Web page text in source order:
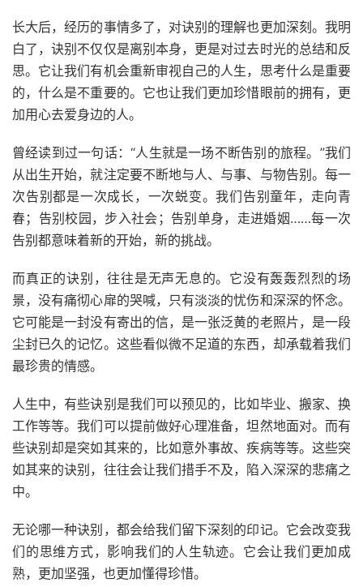
长大后，经历的事情多了，对诀别的理解也更加深刻。我明
白了，诀别不仅仅是离别本身，更是对过去时光的总结和反
思。它让我们有机会重新审视自己的人生，思考什么是重要
的，什么是不重要的。它也让我们更加珍惜眼前的拥有，更
加用心去爱身边的人。
曾经读到过一句话：“人生就是一场不断告别的旅程。”我们
从出生开始，就注定要不断地与人、与事、与物告别。每一
次告别都是一次成长，一次蜕变。我们告别童年，走向青
春；告别校园，步入社会；告别单身，走进婚姻……每一次
告别都意味着新的开始，新的挑战。
而真正的诀别，往往是无声无息的。它没有轰轰烈烈的场
景，没有痛彻心扉的哭喊，只有淡淡的忧伤和深深的怀念。
它可能是一封没有寄出的信，是一张泛黄的老照片，是一段
尘封已久的记忆。这些看似微不足道的东西，却承载着我们
最珍贵的情感。
人生中，有些诀别是我们可以预见的，比如毕业、搬家、换
工作等等。我们可以提前做好心理准备，坦然地面对。而有
些诀别却是突如其来的，比如意外事故、疾病等等。这些突
如其来的诀别，往往会让我们措手不及，陷入深深的悲痛之
中。
无论哪一种诀别，都会给我们留下深刻的印记。它会改变我
们的思维方式，影响我们的人生轨迹。它会让我们更加成
熟，更加坚强，也更加懂得珍惜。